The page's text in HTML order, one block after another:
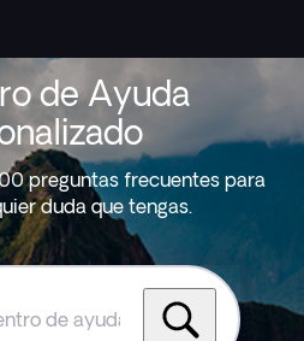
de Ayuda
preguntas frecuentes para
duda que tengas.